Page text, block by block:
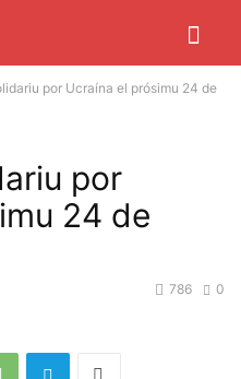
por Ucraína el prósimu 24 de
por
24 de
0
786